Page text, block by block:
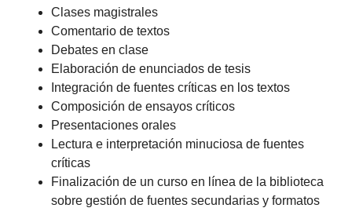
Clases magistrales
Comentario de textos
Debates en clase
Elaboración de enunciados de tesis
Integración de fuentes críticas en los textos
Composición de ensayos críticos
Presentaciones orales
Lectura e interpretación minuciosa de fuentes
críticas
Finalización de un curso en línea de la biblioteca
sobre gestión de fuentes secundarias y formatos